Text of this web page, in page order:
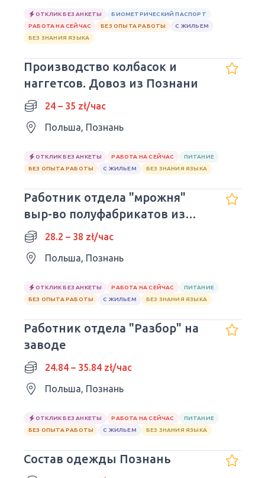
ОТКЛИК БЕЗ АНКЕТЫ
БИОМЕТРИЧЕСКИЙ ПАСПОРТ
РАБОТА НА СЕЙЧАС
БЕЗ ОПЫТА РАБОТЫ
С ЖИЛЬЕМ
БЕЗ ЗНАНИЯ ЯЗЫКА
Производство колбасок и
наггетсов. Довоз из Познани
24 – 35 zł/час
Польша, Познань
ОТКЛИК БЕЗ АНКЕТЫ РАБОТА НА СЕЙЧАС
ПИТАНИЕ
БЕЗ ОПЫТА РАБОТЫ
С ЖИЛЬЕМ БЕЗ ЗНАНИЯ ЯЗЫКА
Работник отдела "мрожня"
выр-во полуфабрикатов из
индейки
28.2 – 38 zł/час
Польша, Познань
ОТКЛИК БЕЗ АНКЕТЫ РАБОТА НА СЕЙЧАС
ПИТАНИЕ
БЕЗ ОПЫТА РАБОТЫ
С ЖИЛЬЕМ БЕЗ ЗНАНИЯ ЯЗЫКА
Работник отдела "Разбор" на
заводе
24.84 – 35.84 zł/час
Польша, Познань
ОТКЛИК БЕЗ АНКЕТЫ РАБОТА НА СЕЙЧАС
ПИТАНИЕ
БЕЗ ОПЫТА РАБОТЫ
С ЖИЛЬЕМ БЕЗ ЗНАНИЯ ЯЗЫКА
Состав одежды Познань